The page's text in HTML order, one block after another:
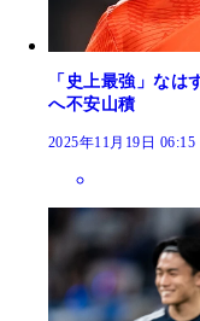
「史上最強」な
へ不安山積
2025年11月19日 06:15